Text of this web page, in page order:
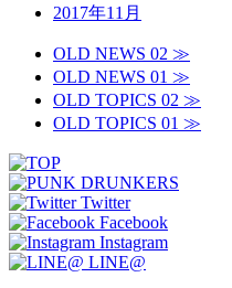
2017年11月
OLD NEWS 02 ≫
OLD NEWS 01 ≫
OLD TOPICS 02 ≫
OLD TOPICS 01 ≫
Twitter
Facebook
Instagram
LINE@